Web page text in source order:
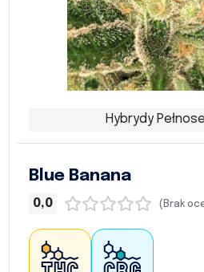
Hybrydy
Blue Banana
0,0 (Brak